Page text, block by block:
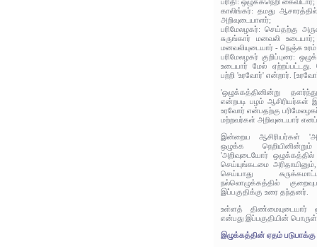
காலிங்கர்: தமது ஆசாரத்தில்
அறிவுடையாளர்;
பரிமேலழகர்: செய்தற்கு
சுருங்கார் மனவலி உடையார்;
மனவலியுடையார் - நெஞ்சு
பரிமேலழகர் குறிப்புரை:
உடையார் மேல்
பற்றி 'உரவோர்' என்றார்.
'ஒழுக்கத்தினின்று
என்றபடி பழம் ஆசிரியர்கள்
உரவோர் என்பதற்கு
மற்றவர்கள் அறிவுடையார்
இன்றைய ஆசிரியர்கள்
ஒழுக்க
'அறிவுடையோர்
செய்யுங்கடமை
செய்யாது
நல்லொழுக்கத்தில்
இப்பகுதிக்கு உரை தந்தனர்.
உள்ளத் திண்மையுடையார்
என்பது இப்பகுதியின்
இழுக்கத்தின் ஏதம் படுபாக்கு